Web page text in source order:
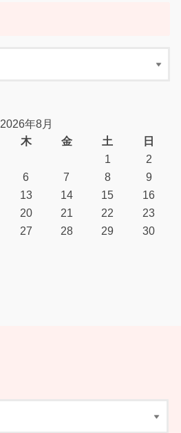
2026年8月
木 金 土
日
1
2
6 7 8
9
13 14 15
16
20 21 22
23
27 28 29
30